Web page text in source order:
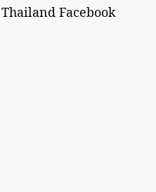
Facebook